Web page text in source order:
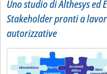
Uno studio di Althesys
Stakeholder pronti a
autorizzative